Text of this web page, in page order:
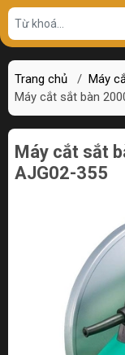
Trang chủ / Máy
Máy cắt sắt bàn
Giá bán
Máy cắt sắt
AJG02-355